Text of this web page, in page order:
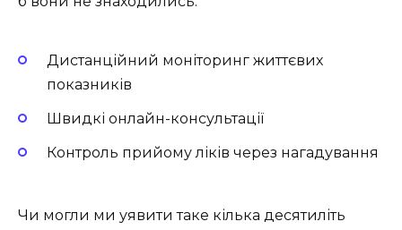
Дистанційний моніторинг життєвих
показників
Швидкі онлайн-консультації
Контроль прийому ліків через нагадування
Чи могли ми уявити таке кілька десятиліть